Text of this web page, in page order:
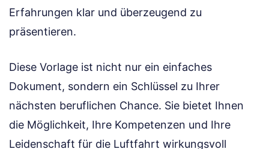
Erfahrungen klar und überzeugend zu
präsentieren.
Diese Vorlage ist nicht nur ein einfaches
Dokument, sondern ein Schlüssel zu Ihrer
nächsten beruflichen Chance. Sie bietet Ihnen
die Möglichkeit, Ihre Kompetenzen und Ihre
Leidenschaft für die Luftfahrt wirkungsvoll